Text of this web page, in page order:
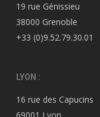
19 rue Génissieu
38000 Grenoble
+33 (0)9.52.79.30.01
LYON :
16 rue des Capucins